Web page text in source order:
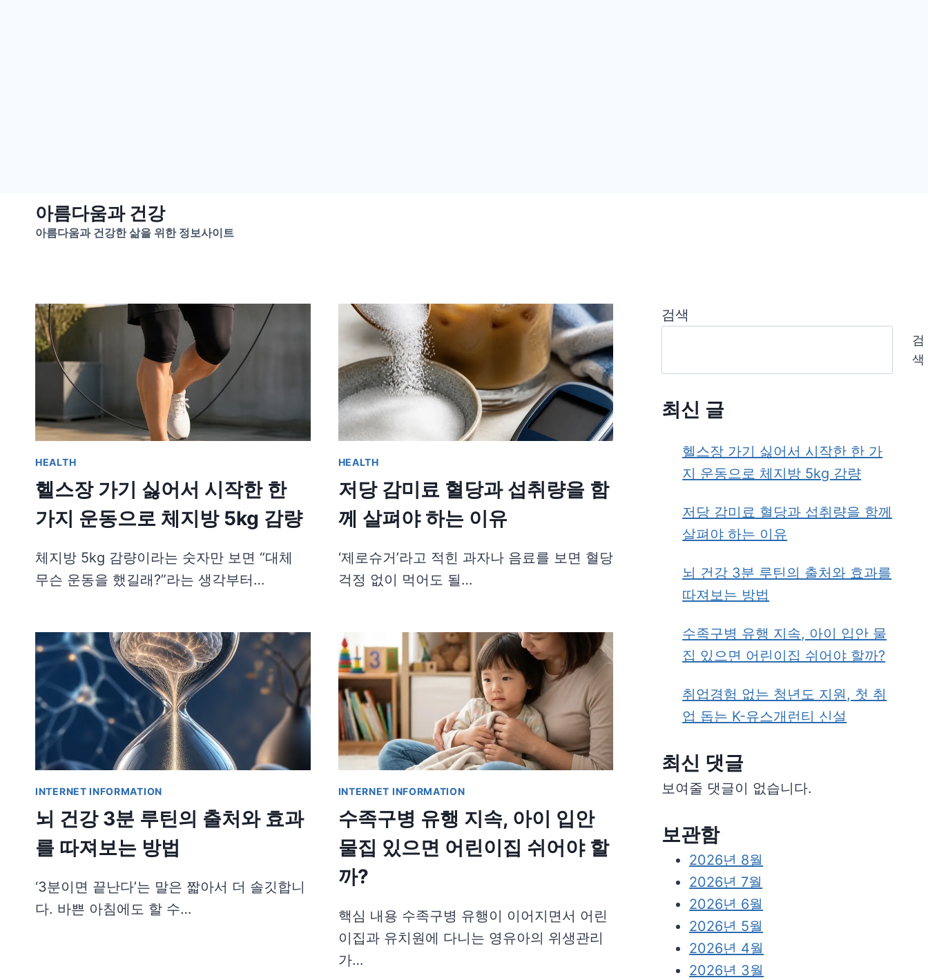
아름다움과 건강
아름다움과 건강한 삶을 위한 정보사이트
HEALTH
헬스장 가기 싫어서 시작한 한
가지 운동으로 체지방 5kg 감량
체지방 5kg 감량이라는 숫자만 보면 “대체
무슨 운동을 했길래?”라는 생각부터…
HEALTH
저당 감미료 혈당과 섭취량을 함
께 살펴야 하는 이유
‘제로슈거’라고 적힌 과자나 음료를 보면 혈당
걱정 없이 먹어도 될…
INTERNET INFORMATION
뇌 건강 3분 루틴의 출처와 효과
를 따져보는 방법
‘3분이면 끝난다’는 말은 짧아서 더 솔깃합니
다. 바쁜 아침에도 할 수…
INTERNET INFORMATION
수족구병 유행 지속, 아이 입안
물집 있으면 어린이집 쉬어야 할
까?
핵심 내용 수족구병 유행이 이어지면서 어린
이집과 유치원에 다니는 영유아의 위생관리
가…
검색
검
색
최신 글
헬스장 가기 싫어서 시작한 한 가
지 운동으로 체지방 5kg 감량
저당 감미료 혈당과 섭취량을 함께
살펴야 하는 이유
뇌 건강 3분 루틴의 출처와 효과를
따져보는 방법
수족구병 유행 지속, 아이 입안 물
집 있으면 어린이집 쉬어야 할까?
취업경험 없는 청년도 지원, 첫 취
업 돕는 K-유스개런티 신설
최신 댓글
보여줄 댓글이 없습니다.
보관함
2026년 8월
2026년 7월
2026년 6월
2026년 5월
2026년 4월
2026년 3월